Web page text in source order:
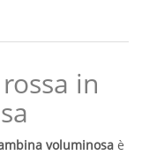
in
voluminosa è